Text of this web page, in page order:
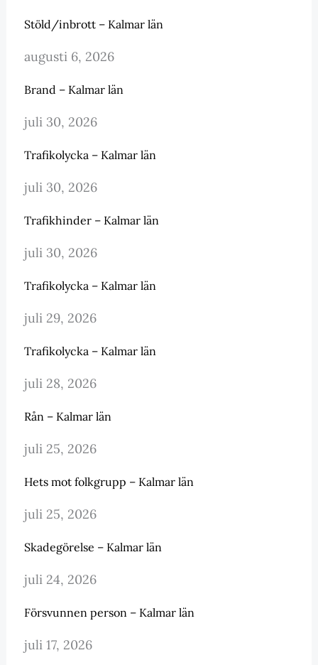
Stöld/inbrott – Kalmar län
augusti 6, 2026
Brand – Kalmar län
juli 30, 2026
Trafikolycka – Kalmar län
juli 30, 2026
Trafikhinder – Kalmar län
juli 30, 2026
Trafikolycka – Kalmar län
juli 29, 2026
Trafikolycka – Kalmar län
juli 28, 2026
Rån – Kalmar län
juli 25, 2026
Hets mot folkgrupp – Kalmar län
juli 25, 2026
Skadegörelse – Kalmar län
juli 24, 2026
Försvunnen person – Kalmar län
juli 17, 2026